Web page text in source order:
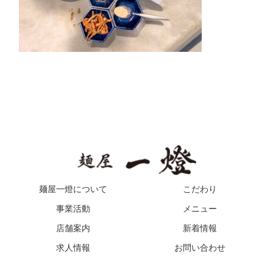
麺屋一燈について こだわり
事業活動 メニュー
店舗案内 新着情報
求人情報 お問い合わせ